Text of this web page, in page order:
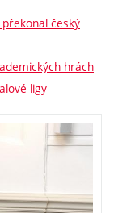
český
hrách
ligy